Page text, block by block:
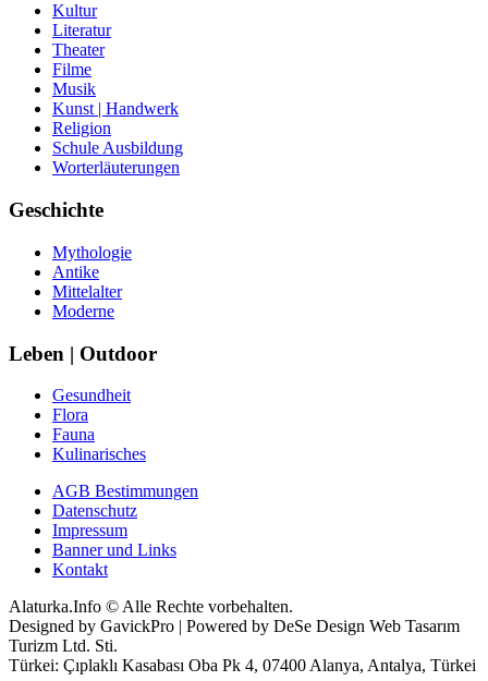
Kultur
Literatur
Theater
Filme
Musik
Kunst | Handwerk
Religion
Schule Ausbildung
Worterläuterungen
Geschichte
Mythologie
Antike
Mittelalter
Moderne
Leben | Outdoor
Gesundheit
Flora
Fauna
Kulinarisches
AGB Bestimmungen
Datenschutz
Impressum
Banner und Links
Kontakt
Alaturka.Info © Alle Rechte vorbehalten.
Designed by GavickPro | Powered by DeSe Design Web Tasarım
Turizm Ltd. Sti.
Türkei: Çıplaklı Kasabası Oba Pk 4, 07400 Alanya, Antalya, Türkei